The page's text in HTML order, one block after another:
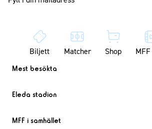
Biljett Matcher Shop
Mest besökta
Eleda stadion
MFF i samhället